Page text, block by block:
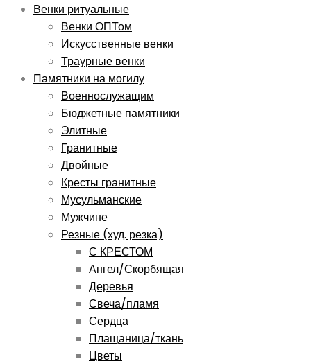
Венки ритуальные
Венки ОПТом
Искусственные венки
Траурные венки
Памятники на могилу
Военнослужащим
Бюджетные памятники
Элитные
Гранитные
Двойные
Кресты гранитные
Мусульманские
Мужчине
Резные (худ. резка)
С КРЕСТОМ
Ангел/Скорбящая
Деревья
Свеча/пламя
Сердца
Плащаница/ткань
Цветы